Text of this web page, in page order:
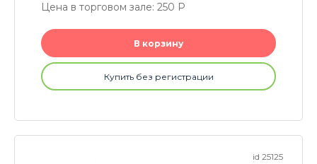
Цена в торговом зале: 250 P
В корзину
Купить без регистрации
id 25125